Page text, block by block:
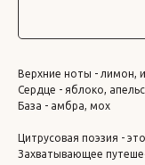
Верхние ноты - лимон,
Сердце - яблоко,
База - амбра, мох
Цитрусовая поэзия -
Захватывающее